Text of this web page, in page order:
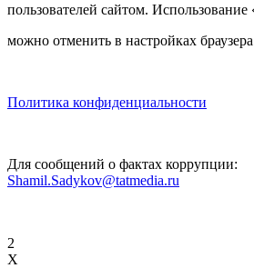
пользователей сайтом. Использование
можно отменить в настройках
Политика конфиденциальности
Для сообщений о фактах коррупции:
Shamil.Sadykov@tatmedia.ru
2
X